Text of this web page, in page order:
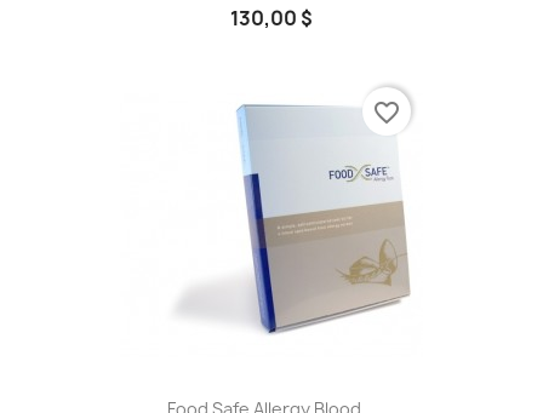
130,00 $
Food Safe Allergy Blood...
favorite_border